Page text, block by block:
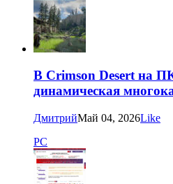
В Crimson Desert на
динамическая
ДмитрийМай 04, 2026Like
PC